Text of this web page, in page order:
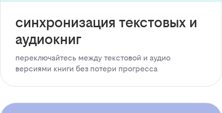
синхронизация текстовых и
аудиокниг
переключайтесь между текстовой и аудио
версиями книги без потери прогресса